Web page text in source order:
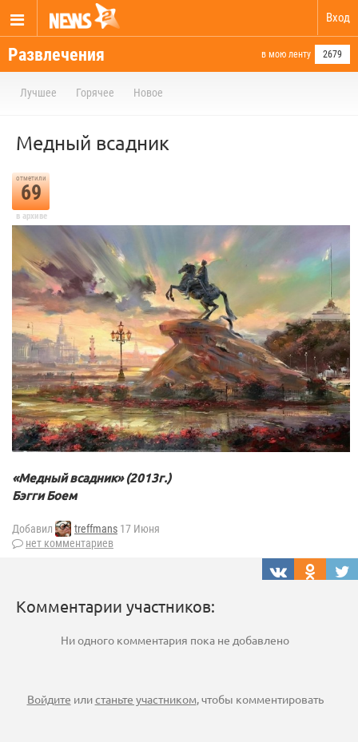
Вход
Развлечения в мою ленту 2679
Лучшее Горячее Новое
Медный всадник
отметили
69
в архиве
«Медный всадник» (2013г.)
Бэгги Боем
Добавил treffmans 17 Июня
нет комментариев
Комментарии участников:
Ни одного комментария пока не добавлено
Войдите илистаньте участником , чтобы комментировать